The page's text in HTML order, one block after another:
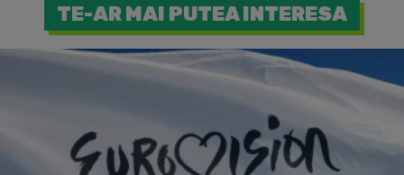
TE-AR MAI PUTEA INTERESA